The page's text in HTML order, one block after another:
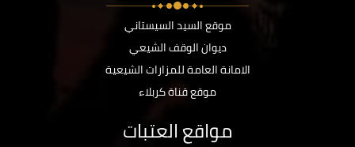
موقع السيد السيستاني
ديوان الوقف الشيعي
الامانة العامة للمزارات الشيعية
موقع قناة كربلاء
مواقع العتبات